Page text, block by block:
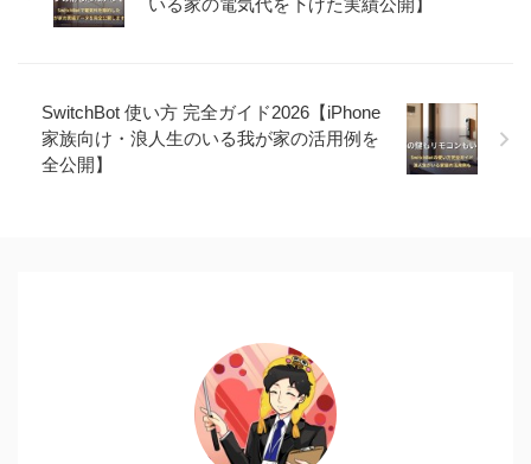
いる家の電気代を下げた実績公開】
SwitchBot 使い方 完全ガイド2026【iPhone
家族向け・浪人生のいる我が家の活用例を
全公開】